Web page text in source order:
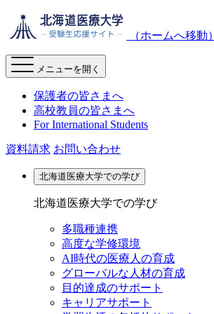
（ホームへ移動）
メニューを開く
保護者の皆さまへ
高校教員の皆さまへ
For International Students
資料請求 お問い合わせ
北海道医療大学での学び
北海道医療大学での学び
多職種連携
高度な学修環境
AI時代の医療人の育成
グローバルな人材の育成
目的達成のサポート
キャリアサポート